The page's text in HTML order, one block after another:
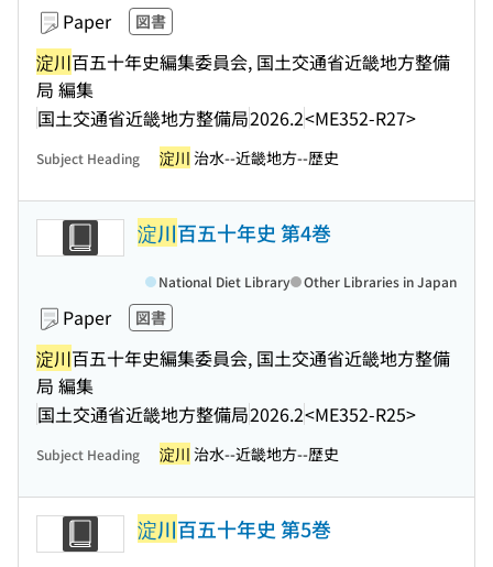
Paper 図書
淀川百五十年史編集委員会, 国土交通省近畿地方整備
局 編集
国土交通省近畿地方整備局2026.2<ME352-R27>
Subject Heading 淀川 治水--近畿地方--歴史
淀川百五十年史 第4巻
Paper 図書
淀川百五十年史編集委員会, 国土交通省近畿地方整備
局 編集
国土交通省近畿地方整備局2026.2<ME352-R25>
National Diet Library Other Libraries in Japan
Subject Heading 淀川 治水--近畿地方--歴史
淀川百五十年史 第5巻